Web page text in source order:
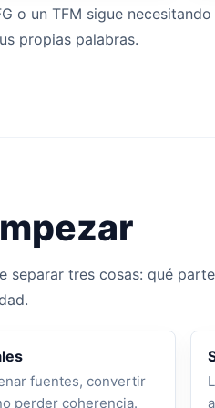
un TFM sigue
propias palabras.
tres cosas: qué
fuentes, convertir
perder coherencia.